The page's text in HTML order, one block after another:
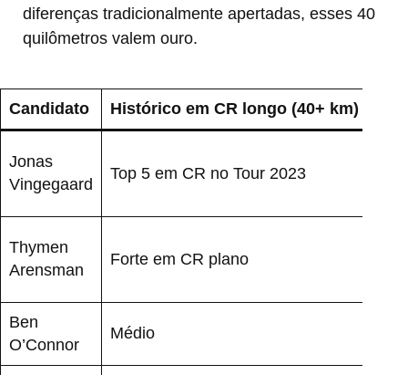
diferenças tradicionalmente apertadas, esses 40
quilômetros valem ouro.
Candidato Histórico em CR longo (40+ km)
Jonas
Vingegaard
Top 5 em CR no Tour 2023
Thymen
Arensman
Forte em CR plano
Ben
O’Connor
Médio